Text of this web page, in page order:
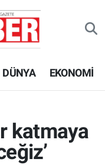
DÜNYA EKONOMİ
katmaya